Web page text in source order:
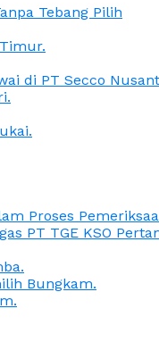
Tebang Pilih
di PT Secco
Proses
PT TGE KSO
Bungkam.